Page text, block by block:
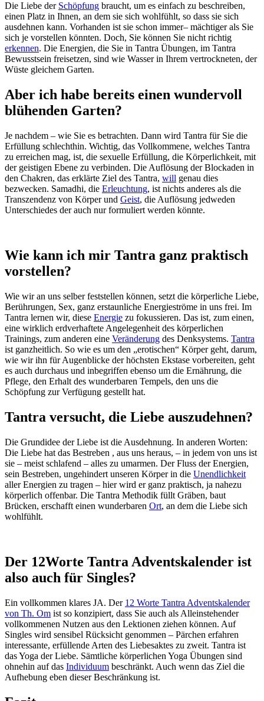
Die Liebe der Schöpfung braucht, um es einfach zu beschreiben,
einen Platz in Ihnen, an dem sie sich wohlfühlt, so dass sie sich
ausdehnen kann. Vorhanden ist sie schon immer– mächtiger als Sie
sich je vorstellen könnten. Doch, Sie können Sie nicht richtig
erkennen. Die Energien, die Sie in Tantra Übungen, im Tantra
Bewusstsein freisetzen, sind wie Wasser in Ihrem vertrockneten, der
Wüste gleichem Garten.
Aber ich habe bereits einen wundervoll
blühenden Garten?
Je nachdem – wie Sie es betrachten. Dann wird Tantra für Sie die
Erfüllung schlechthin. Wichtig, das Vollkommene, welches Tantra
zu erreichen mag, ist, die sexuelle Erfüllung, die Körperlichkeit, mit
der geistigen Ebene zu verbinden. Die Auflösung der Blockaden in
den Chakren, das erklärte Ziel des Tantra, will genau dies
bezwecken. Samadhi, die Erleuchtung, ist nichts anderes als die
Transzendenz von Körper und Geist, die Auflösung jedweden
Unterschiedes der auch nur formuliert werden könnte.
Wie kann ich mir Tantra ganz praktisch
vorstellen?
Wie wir an uns selber feststellen können, setzt die körperliche Liebe,
Berührungen, Sex, ganz erstaunliche Energieströme in uns frei. Im
Tantra lernen wir, diese Energie zu fokussieren. Das ist, zum einen,
eine wirklich erdverhaftete Angelegenheit des körperlichen
Trainings, zum anderen eine Veränderung des Denksystems. Tantra
ist ganzheitlich. So wie es um den „erotischen“ Körper geht, darum,
wie wir ihn für Augenblicke der höchsten Ekstase vorbereiten, geht
es auch durchaus und inbegriffen ebenso um die Ernährung, die
Pflege, den Erhalt des wunderbaren Tempels, den uns die
Schöpfung zur Verfügung gestellt hat.
Tantra versucht, die Liebe auszudehnen?
Die Grundidee der Liebe ist die Ausdehnung. In anderen Worten:
Die Liebe hat das Bestreben , aus uns heraus, – in jedem von uns ist
sie – meist schlafend – alles zu umarmen. Der Fluss der Energien,
sein Bestreben, ungehindert unseren Körper in die Unendlichkeit
aller Energien zu tragen – hier wird er ganz praktisch, ja nahezu
körperlich offenbar. Die Tantra Methodik füllt Gräben, baut
Brücken, erschafft einen wunderbaren Ort, an dem die Liebe sich
wohlfühlt.
Der 12Worte Tantra Adventskalender ist
also auch für Singles?
Ein vollkommen klares JA. Der 12 Worte Tantra Adventskalender
von Th. Om ist so konzipiert, dass Sie auch als Alleinstehender
vollkommenen Nutzen aus den Lektionen ziehen können. Auf
Singles wird sensibel Rücksicht genommen – Pärchen erfahren
interessante, erfüllende Arten des Liebesaktes zu zweit. Tantra ist
das Yoga der Liebe. Sämtliche körperlichen Yoga Übungen sind
ohnehin auf das Individuum beschränkt. Auch wenn das Ziel die
Aufhebung eben dieser Beschränkung ist.